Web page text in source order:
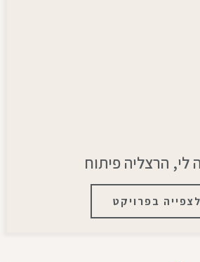
לי, הרצליה פיתוח
לצפייה בפרויקט